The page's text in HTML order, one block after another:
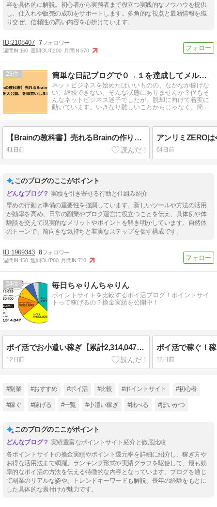
容を具体的に解説。初心者から実務者まで役立つ実践的なノウハウを提供
し、仕入れや販売の成功をサポートします。多角的な視点と最新情報を織
り交ぜ、信頼性の高い内容を心掛けています。
2108407 7
週間IN:160 週間OUT:200 月間IN:570
23 簡単な日記ブログで０→１を達成してメルマガで加速させた方法
ネットビジネスを始めたはいいものの、なかなか稼げな
い、継続できない。そんな状態にありませんか？僕もそ
んなネットビジネス迷子でしたが、脱却に向けて着実に
動いています。いきなり難しいことからじゃなく、簡単
【Brainの教科書】売れるBrainの作り方裏側を大公開、を即買いしました！
41日前 64日前
このブログのここがポイント
実績を引き寄せる行動と仕組み紹介
早めの行動と準備の重要性を強調しています。新しいツールや方法の活用
が効率を高め、日常の副業やブログ運営に役立つことを伝え、具体例や体
験談を交えて現実的なメリットやポイントを解き明かしています。自然体
のトーンで、前向きな気持ちと着実なステップを促す構成です。
1969343 8
週間IN:150 週間OUT:80 月間IN:710
24 毎日ちゃりんちゃりん
ポイントサイトを比較するポイ活ブログ！ポイントサイ
トって稼げるの？換金実績を公開中！
ポイ活でお小遣い稼ぎ【累計2,314,047円】2026年7月現在実績♪
12日前
ポイ活で稼ぐ！
12日前
#副業 #おすすめ #ポイ活 #比較 #ポイントサイト #初心者
#稼ぐ #稼げる #一覧 #小遣い稼ぎ #比べる #ぽいかつ
このブログのここがポイント
実績豊富なポイントサイト紹介と徹底比較
各ポイントサイトの換金実績やポイント還元率を詳細に紹介し、稼ぎ方や
お得な活用法まで網羅。ランキング形式や実績グラフを駆使して、最も効
率的なポイ活の方法を伝える特徴的な内容となっています。ブログを通じ
て副業のリアルな姿や、トレンドキーワードも解説、長年の経験をもとに
した具体的な裏付けが魅力です。